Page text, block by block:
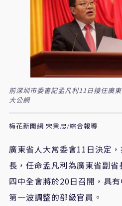
前深圳市委書記孟凡利11日接任廣
大公網
梅花新聞網 宋秉忠/綜合報導
廣東省人大常委會11日決定
長，任命孟凡利為廣東省副
四中全會將於20日召開，具
第一波調整的部級官員。